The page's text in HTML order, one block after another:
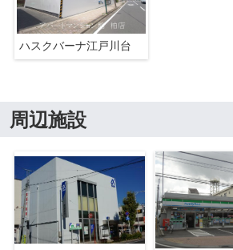
ハスクバーナ江戸川台
周辺施設